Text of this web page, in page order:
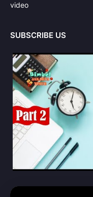
video
SUBSCRIBE US